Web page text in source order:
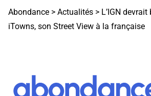
Abondance > Actualités > L’IGN
iTowns, son Street View à la française